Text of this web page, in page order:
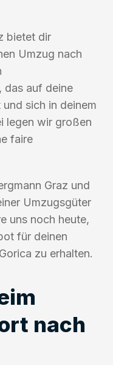
bietet dir
Umzug nach
das auf deine
sich in deinem
legen wir großen
faire
Graz und
Umzugsgüter
uns noch heute,
für deinen
zu erhalten.
nach